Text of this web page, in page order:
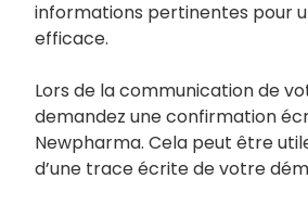
informations pertinentes pour
efficace.
Lors de la communication de
demandez une confirmation
Newpharma. Cela peut être
d’une trace écrite de votre